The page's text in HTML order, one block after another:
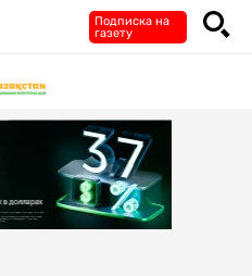
Подписка на
газету